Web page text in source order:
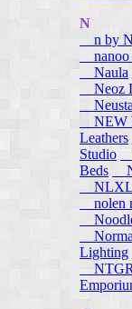
N
n by
nanoo
Naula
Neoz
NEW
Leathers
Studio
Beds
NLXL
nolen
Lighting